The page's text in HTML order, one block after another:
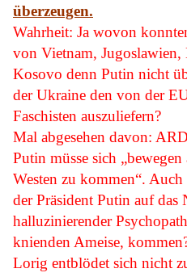
überzeugen.
Wahrheit: Ja wovon
von Vietnam,
Kosovo denn Putin nicht
der Ukraine den von der
Faschisten auszuliefern?
Mal abgesehen davon:
Putin müsse sich
Westen zu kommen“.
der Präsident Putin auf das
halluzinierender
knienden Ameise,
Lorig entblödet sich nicht